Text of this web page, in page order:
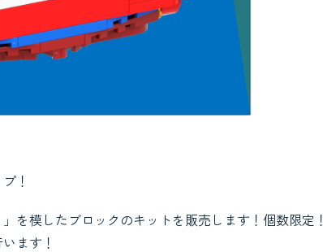
！
を模したブロックのキットを販売します！個数限定！
ます！